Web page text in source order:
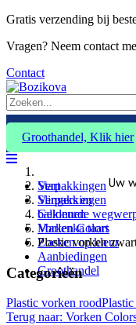
Gratis verzending bij
Vragen? Neem contact
Contact
Groothandel, Klik hier
Uw
Verpakkingen
Slingers en
ballonnen
Marlenka taart
Zoeken op kleur
Aanbiedingen
Groothandel
Start
Verpakkingen
Gekleurde
Vorken Colors
Plastic vorken
Categorieën
Plastic vorken rood
Terug naar: Vorken